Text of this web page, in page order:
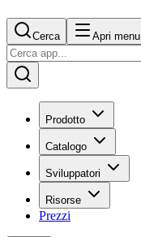
Cerca Apri menu
Prodotto
Catalogo
Sviluppatori
Risorse
Prezzi